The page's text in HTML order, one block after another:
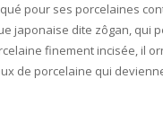
pour ses porcelaines
japonaise dite zôgan, qui
finement incisée, il
de porcelaine qui